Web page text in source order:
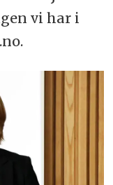
vi har i